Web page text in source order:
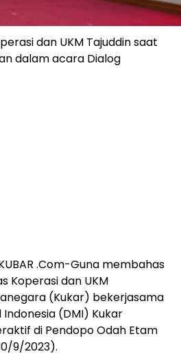
dan UKM Tajuddin saat
dalam acara Dialog
.Com-Guna membahas
Koperasi dan UKM
(Kukar) bekerjasama
(DMI) Kukar
di Pendopo Odah Etam
9/2023).